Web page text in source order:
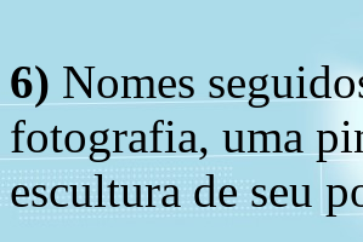
6) Nomes
fotografia, uma
escultura de seu